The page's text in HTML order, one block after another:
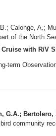
Calonge, A.;
of the North
with R/V
term
community